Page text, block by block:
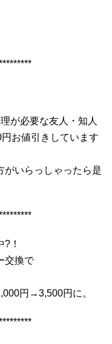
が必要な友人・知人
お値引きしています
がいらっしゃったら是
！
交換で
円→3,500円に。